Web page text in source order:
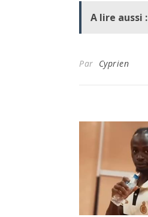
A lire aussi :
Par Cyprien